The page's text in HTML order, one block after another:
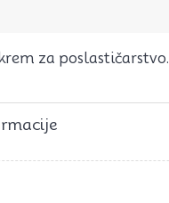
za poslastičarstvo.